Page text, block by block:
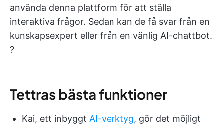
använda denna plattform för att ställa
interaktiva frågor. Sedan kan de få svar från en
kunskapsexpert eller från en vänlig AI-chattbot.
?
Tettras bästa funktioner
Kai, ett inbyggt AI-verktyg, gör det möjligt